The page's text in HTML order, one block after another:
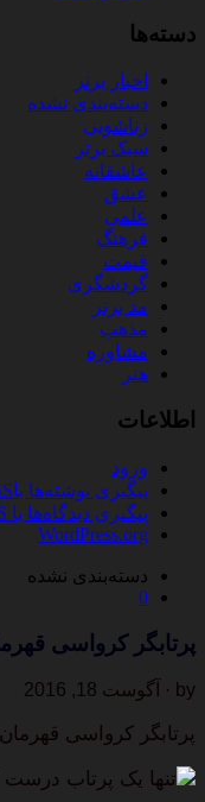
دسته‌ها
اخبار برتر
دسته‌بندی نشده
زناشویی
سبک برتر
عاشقانه
عشق
علمی
فرهنگ
قیمت
گردشگری
مد برتر
مذهب
مشاوره
هنر
اطلاعات
ورود
پیگیری نوشته‌ها با
پیگیری دیدگاه‌ها با
WordPress.org
دسته‌بندی نشده
0
پرتابگر کرواسی
by · آگوست 18, 2016
پرتابگر کرواسی قهرمان
تنها یک پرتاب درست کافی